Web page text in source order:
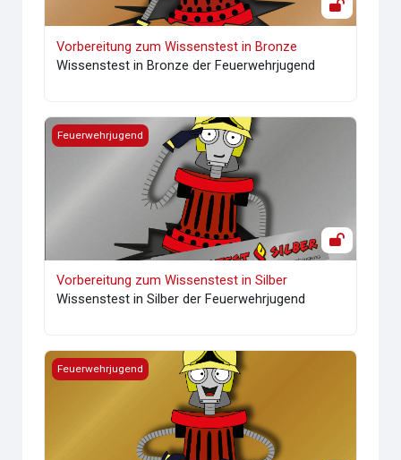
Vorbereitung zum Wissenstest in Bronze
Wissenstest in Bronze der Feuerwehrjugend
Vorbereitung zum Wissenstest in Silber
Feuerwehrjugend
Vorbereitung zum Wissenstest in Silber
Wissenstest in Silber der Feuerwehrjugend
Feuerwehrjugend - Wissenstest in Gold
Feuerwehrjugend